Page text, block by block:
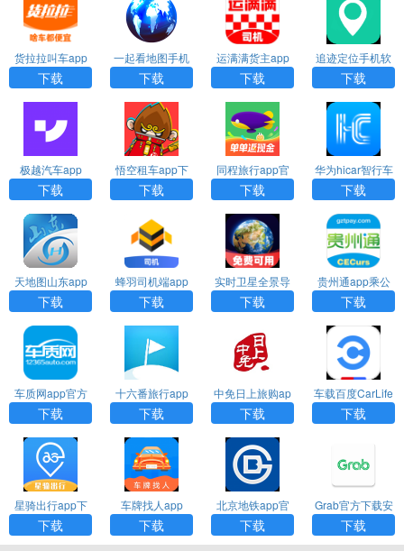
货拉拉叫车app
官方下载
下载
一起看地图手机
版下载
下载
运满满货主app
下载安装最新版
本
下载
追迹定位手机软
件2024官方版下
载
下载
极越汽车app
下载
悟空租车app下
载官网最新版本
下载
同程旅行app官
方下载安卓版
下载
华为hicar智行车
机版通用版
下载
天地图山东app
下载
下载
蜂羽司机端app
下载
下载
实时卫星全景导
航软件下载安装
手机版
下载
贵州通app乘公
交
下载
车质网app官方
下载
下载
十六番旅行app
官网下载安装
下载
中免日上旅购ap
p下载
下载
车载百度CarLife
最新版本
下载
星骑出行app下
载官方版
下载
车牌找人app
下载
北京地铁app官
方下载安装最新
版
下载
Grab官方下载安
卓版app
下载